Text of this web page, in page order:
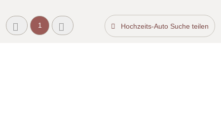
1 Hochzeits-Auto Suche teilen